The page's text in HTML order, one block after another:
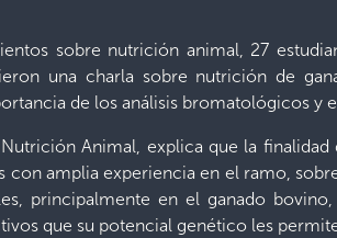
sobre nutrición animal, 27
una charla sobre nutrición de
de los análisis bromatológicos y
Animal, explica que la
amplia experiencia en el ramo,
principalmente en el ganado
que su potencial genético les